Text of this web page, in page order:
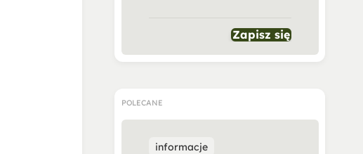
Zapisz się
POLECANE
informacje